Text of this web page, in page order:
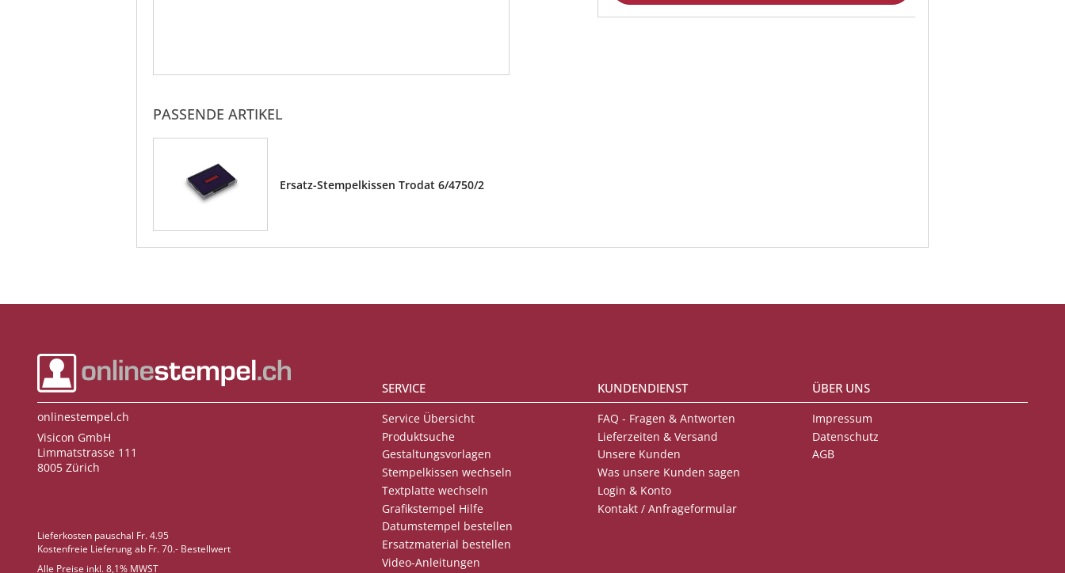
PASSENDE ARTIKEL
Ersatz-Stempelkissen Trodat 6/4750/2
onlinestempel.ch
Visicon GmbH
Limmatstrasse 111
8005 Zürich
Lieferkosten pauschal Fr. 4.95
Kostenfreie Lieferung ab Fr. 70.- Bestellwert
Alle Preise inkl. 8,1% MWST
SERVICE
Service Übersicht
Produktsuche
Gestaltungsvorlagen
Stempelkissen wechseln
Textplatte wechseln
Grafikstempel Hilfe
Datumstempel bestellen
Ersatzmaterial bestellen
Video-Anleitungen
KUNDENDIENST
FAQ - Fragen & Antworten
Lieferzeiten & Versand
Unsere Kunden
Was unsere Kunden sagen
Login & Konto
Kontakt / Anfrageformular
ÜBER UNS
Impressum
Datenschutz
AGB